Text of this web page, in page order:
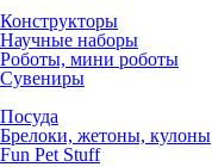
Конструкторы
Научные наборы
Роботы, мини роботы
Сувениры
Посуда
Брелоки, жетоны, кулоны
Fun Pet Stuff